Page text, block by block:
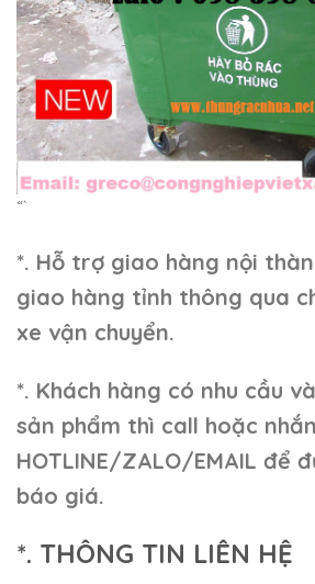
“`
*. Hỗ trợ giao hàng nội
giao hàng tỉnh thông qua
xe vận chuyển.
*. Khách hàng có nhu cầu
sản phẩm thì call hoặc
HOTLINE/ZALO/EMAIL để
báo giá.
*. THÔNG TIN LIÊN HỆ